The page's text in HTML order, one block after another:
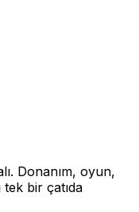
Donanım, oyun,
bir çatıda